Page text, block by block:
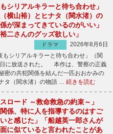
もシリアルキラーと待ち合わせ」
（横山裕）とヒナタ（関水渚）の
が深まってきているのがいい」
裕二さんのグッズ欲しい」
ドラマ
2026年8月6日
シリアルキラーと待ち合わせ」（関
に放送された。 本作は、警察の正義
密の共犯関係を結んだ一匹おおかみの
タ（関水渚）の物語 … 続きを読む
スロード ～救命救急の約束～」
関係、特に人を指導するのはすご
と感じた」「船越英一郎さんが
面に似ていると言われたことがあ